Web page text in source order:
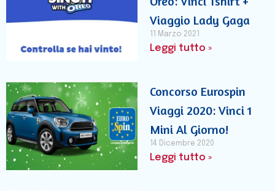
Viaggio Lady Gaga
11 Marzo 2021
Leggi tutto »
Concorso Eurospin
Viaggi 2020: Vinci 1
Mini Al Giorno!
14 Dicembre 2020
Leggi tutto »